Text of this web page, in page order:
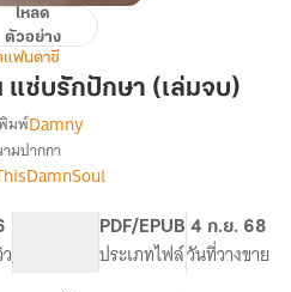
โหลด
ตัวอย่าง
แฟนตาซี
แซ่บรักปักษา (เล่มจบ)
เรื่อง
นิยาย
มพ์Damny
มปากกา
ระดับเนื้อหา
PDF/EPUB
ประเภทไฟล์
4 ก.ย. 68
วันที่วางขาย